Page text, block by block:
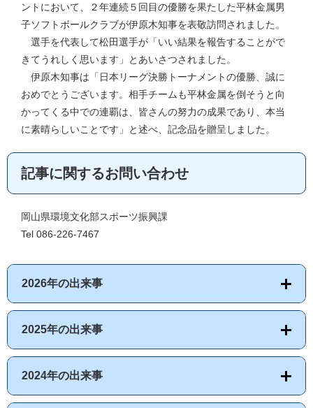
ントにおいて、２年連続５回目の優勝を果たした平林金属男
子ソフトボールクラブが伊原木知事を表敬訪問されました。
選手を代表して松田選手が「いい結果を報告することがで
きてうれしく思います」とあいさつされました。
伊原木知事は「日本リーグ決勝トーナメントの優勝、誠に
おめでとうございます。相手チームも平林金属を倒そうと向
かってくる中での連覇は、皆さんの努力の成果であり、本当
に素晴らしいことです」と述べ、記念品を贈呈しました。
記事に関するお問い合わせ
岡山県環境文化部スポーツ振興課
Tel 086-226-7467
2026年の出来事
2025年の出来事
2024年の出来事